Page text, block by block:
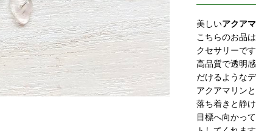
美しいアクア
こちらのお品
クセサリーです
高品質で透明
だけるような
アクアマリン
落ち着きと静
目標へ向かっ